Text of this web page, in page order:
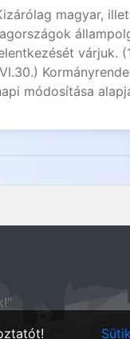
magyar,
várjuk.
módosítása